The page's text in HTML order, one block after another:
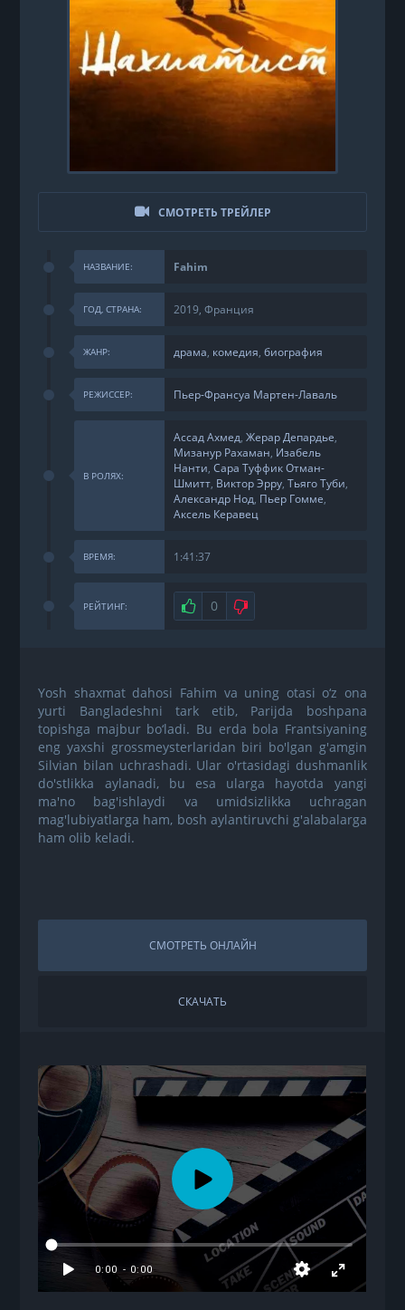
СМОТРЕТЬ ТРЕЙЛЕР
НАЗВАНИЕ: Fahim
ГОД, СТРАНА: 2019, Франция
ЖАНР: драма, комедия,биография
РЕЖИССЕР: Пьер-Франсуа Мартен-Лаваль
В РОЛЯХ:
Ассад Ахмед,Жерар Депардье,
Мизанур Рахаман, Изабель
Нанти,Сара Туффик Отман-
Шмитт, Виктор Эрру,Тьяго Туби,
Александр Нод, Пьер Гомме,
Аксель Керавец
ВРЕМЯ: 1:41:37
РЕЙТИНГ: Нравится
0 Не нравится
Yosh shaxmat dahosi Fahim va uning otasi o‘z ona
yurti Bangladeshni tark etib, Parijda boshpana
topishga majbur bo‘ladi. Bu erda bola Frantsiyaning
eng yaxshi grossmeysterlaridan biri bo'lgan g'amgin
Silvian bilan uchrashadi. Ular o'rtasidagi dushmanlik
do'stlikka aylanadi, bu esa ularga hayotda yangi
ma'no bag'ishlaydi va umidsizlikka uchragan
mag'lubiyatlarga ham, bosh aylantiruvchi g'alabalarga
ham olib keladi.
СМОТРЕТЬ ОНЛАЙН
СКАЧАТЬ